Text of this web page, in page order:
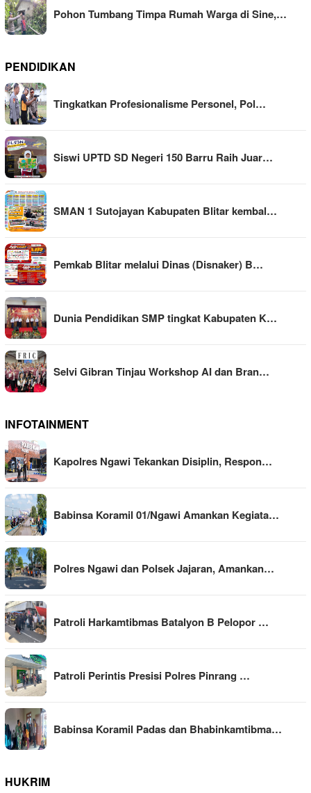
Pohon Tumbang Timpa Rumah Warga di Sine,…
PENDIDIKAN
Tingkatkan Profesionalisme Personel, Pol…
Siswi UPTD SD Negeri 150 Barru Raih Juar…
SMAN 1 Sutojayan Kabupaten Blitar kembal…
Pemkab Blitar melalui Dinas (Disnaker) B…
Dunia Pendidikan SMP tingkat Kabupaten K…
Selvi Gibran Tinjau Workshop AI dan Bran…
INFOTAINMENT
Kapolres Ngawi Tekankan Disiplin, Respon…
Babinsa Koramil 01/Ngawi Amankan Kegiata…
Polres Ngawi dan Polsek Jajaran, Amankan…
Patroli Harkamtibmas Batalyon B Pelopor …
Patroli Perintis Presisi Polres Pinrang …
Babinsa Koramil Padas dan Bhabinkamtibma…
HUKRIM